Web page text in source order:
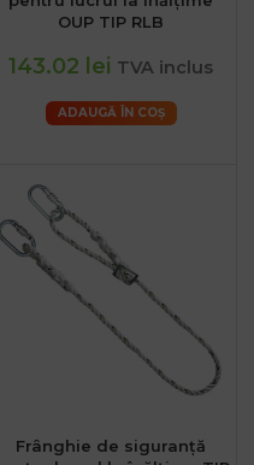
OUP TIP RLB
143.02 lei TVA inclus
ADAUGĂ ÎN COȘ
Frânghie de siguranță